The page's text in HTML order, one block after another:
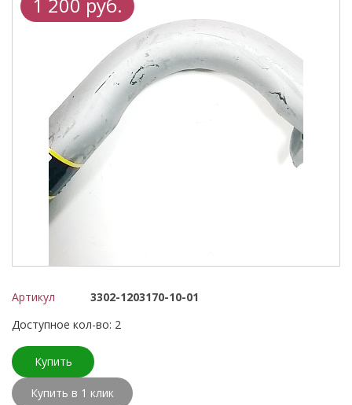
Артикул
3302-1203170-10-01
Доступное кол-во: 2
Купить
Купить в 1 клик